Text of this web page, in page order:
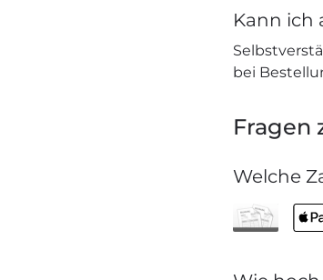
Kann ich
bei
Fragen
Welche